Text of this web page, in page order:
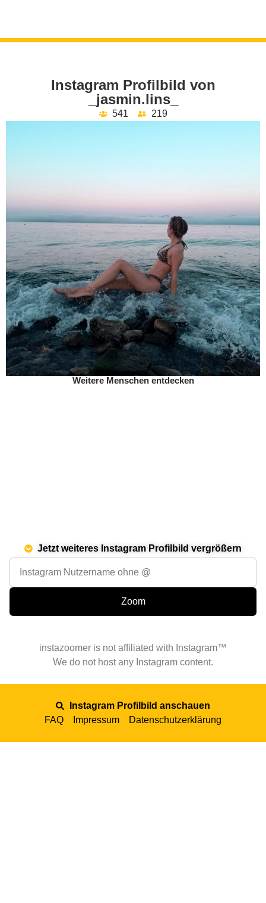
Instagram Profilbild von
_jasmin.lins_
541 219
Weitere Menschen entdecken
Jetzt weiteres Instagram Profilbild vergrößern
instazoomer is not affiliated with Instagram™
We do not host any Instagram content.
Instagram Profilbild anschauen
FAQ
Impressum Datenschutzerklärung